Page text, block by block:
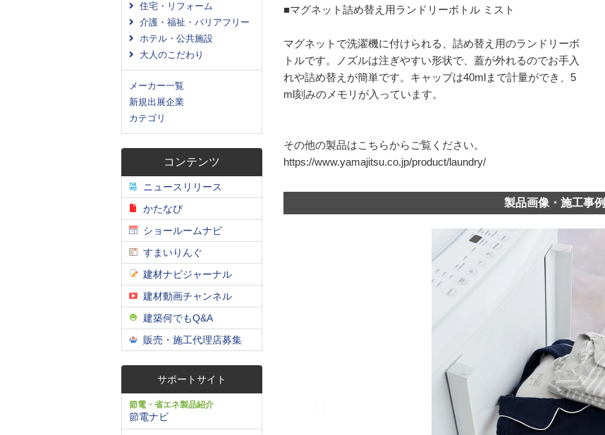
住宅・リフォーム
介護・福祉・バリアフリー
ホテル・公共施設
大人のこだわり
メーカー一覧
新規出展企業
カテゴリ
コンテンツ
ニュースリリース
かたなび
ショールームナビ
すまいりんぐ
建材ナビジャーナル
建材動画チャンネル
建築何でもQ&A
販売・施工代理店募集
サポートサイト
節電・省エネ製品紹介
節電ナビ
■マグネット詰め替え用ランドリーボトル ミスト
マグネットで洗濯機に付けられる、詰め替え用のランドリーボ
トルです。ノズルは注ぎやすい形状で、蓋が外れるのでお手入
れや詰め替えが簡単です。キャップは40mlまで計量ができ、5
ml刻みのメモリが入っています。
その他の製品はこちらからご覧ください。
https://www.yamajitsu.co.jp/product/laundry/
製品画像・施工事例